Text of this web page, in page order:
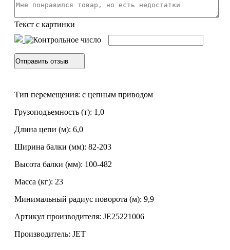
Текст с картинки
Тип перемещения: с цепным приводом
Грузоподъемность (т): 1,0
Длина цепи (м): 6,0
Ширина балки (мм): 82-203
Высота балки (мм): 100-482
Масса (кг): 23
Минимальный радиус поворота (м): 9,9
Артикул производителя: JE25221006
Производитель: JET